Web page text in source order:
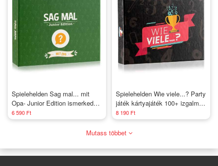
Spielehelden Sag mal... mit
Opa- Junior Edition ismerkedős
játék 100+ kérdés Játékosok
száma: 2+ Életkor: 8 éves
6 590 Ft
Spielehelden Wie viele...? Party
játék kártyajáték 100+ izgalmas
kihívás
8 190 Ft
Mutass többet